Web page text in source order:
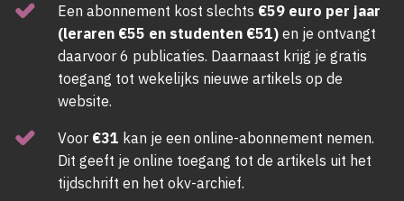
Een abonnement kost slechts €59 euro per jaar
(leraren €55 en studenten €51) en je ontvangt
daarvoor 6 publicaties. Daarnaast krijg je gratis
toegang tot wekelijks nieuwe artikels op de
website.
Voor €31 kan je een online-abonnement nemen.
Dit geeft je online toegang tot de artikels uit het
tijdschrift en het okv-archief.